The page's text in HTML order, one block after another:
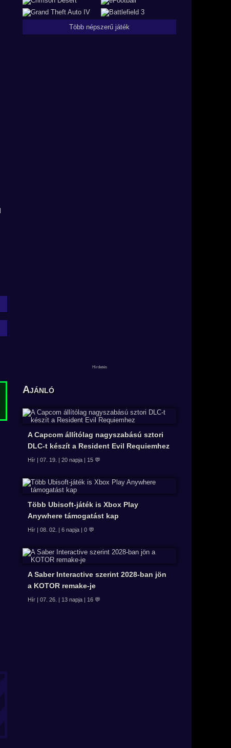
Több népszerű játék
Ajánló
A Capcom állítólag nagyszabású sztori
DLC-t készít a Resident Evil Requiemhez
Hír | 07. 19. | 20 napja | 15 💬
Több Ubisoft-játék is Xbox Play
Anywhere támogatást kap
Hír | 08. 02. | 6 napja | 0 💬
A Saber Interactive szerint 2028-ban jön
a KOTOR remake-je
Hír | 07. 26. | 13 napja | 16 💬